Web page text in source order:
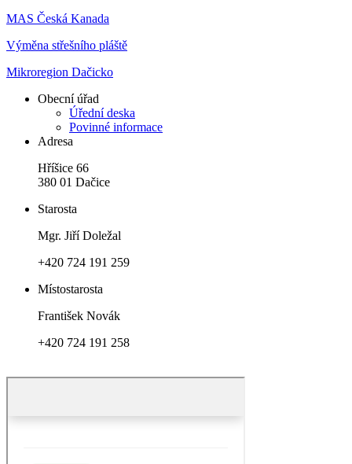
MAS Česká Kanada
Výměna střešního pláště
Mikroregion Dačicko
Obecní úřad
Úřední deska
Povinné informace
Adresa
Hříšice 66
380 01 Dačice
Starosta
Mgr. Jiří Doležal
+420 724 191 259
Místostarosta
František Novák
+420 724 191 258